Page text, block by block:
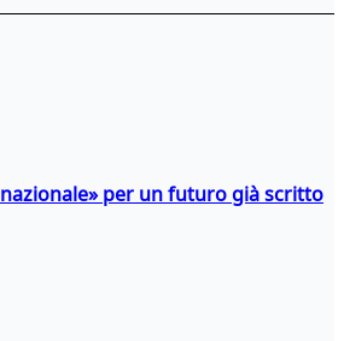
per un futuro già scritto